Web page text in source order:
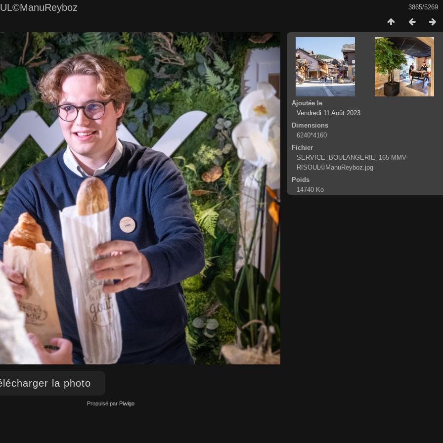
3865/5269
la photo
Ajoutée le
Vendredi 11 Août 2023
Dimensions
6240*4160
Fichier
SERVICE_BOULANGERIE_165-MMV-
RISOUL©ManuReyboz.jpg
Poids
14740 Ko
Propulsé par Piwigo